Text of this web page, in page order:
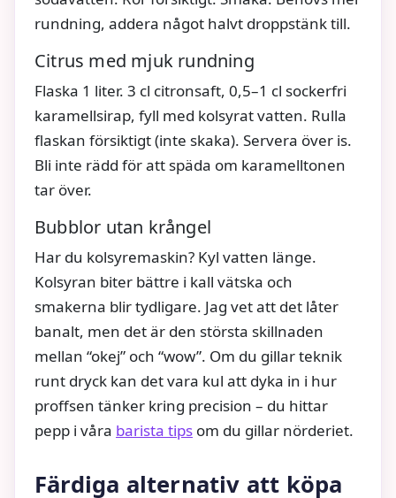
rundning, addera något halvt droppstänk till.
Citrus med mjuk rundning
Flaska 1 liter. 3 cl citronsaft, 0,5–1 cl sockerfri
karamellsirap, fyll med kolsyrat vatten. Rulla
flaskan försiktigt (inte skaka). Servera över is.
Bli inte rädd för att späda om karamelltonen
tar över.
Bubblor utan krångel
Har du kolsyremaskin? Kyl vatten länge.
Kolsyran biter bättre i kall vätska och
smakerna blir tydligare. Jag vet att det låter
banalt, men det är den största skillnaden
mellan “okej” och “wow”. Om du gillar teknik
runt dryck kan det vara kul att dyka in i hur
proffsen tänker kring precision – du hittar
pepp i våra barista tips om du gillar nörderiet.
Färdiga alternativ att köpa